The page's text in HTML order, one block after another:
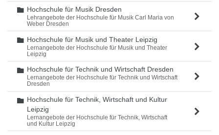
Ordner
Hochschule für Musik Dresden
Lehrangebote der Hochschule für Musik Carl Maria von
Weber Dresden
Ordner
Hochschule für Musik und Theater Leipzig
Lernangebote der Hochschule für Musik und Theater
Leipzig
Ordner
Hochschule für Technik und Wirtschaft Dresden
Lernangebote der Hochschule für Technik und Wirtschaft
Dresden
Ordner
Hochschule für Technik, Wirtschaft und Kultur
Leipzig
Lernangebote der Hochschule für Technik, Wirtschaft
und Kultur Leipzig